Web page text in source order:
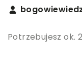
Potrzebujesz ok.